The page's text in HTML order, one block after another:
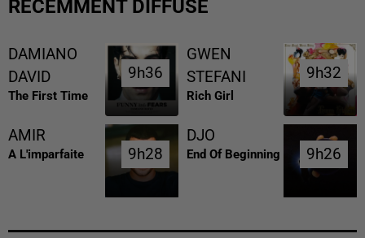
RÉCEMMENT DIFFUSÉ
DAMIANO
DAVID
The First Time
9h36
9h36
GWEN
STEFANI
Rich Girl
9h32
9h32
AMIR
A L'imparfaite 9h28
9h28
DJO
End Of Beginning 9h26
9h26